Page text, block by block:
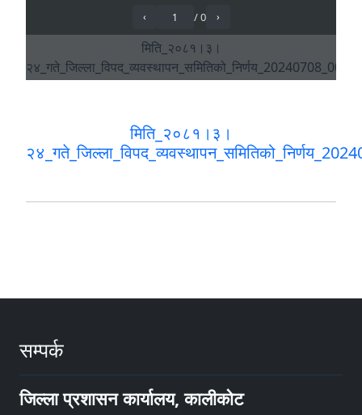
मिति_२०८१।३।
सम्पर्क
जिल्ला प्रशासन कार्यालय, कालीकोट